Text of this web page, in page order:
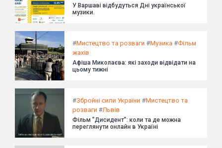
У Варшаві відбудуться Дні української
музики.
#Мистецтво та розваги #Музика #Фільм
жахів
Афіша Миколаєва: які заходи відвідати на
цьому тижні
#Збройні сили України #Мистецтво та
розваги #Львів
Фільм "Дисидент": коли та де можна
переглянути онлайн в Україні